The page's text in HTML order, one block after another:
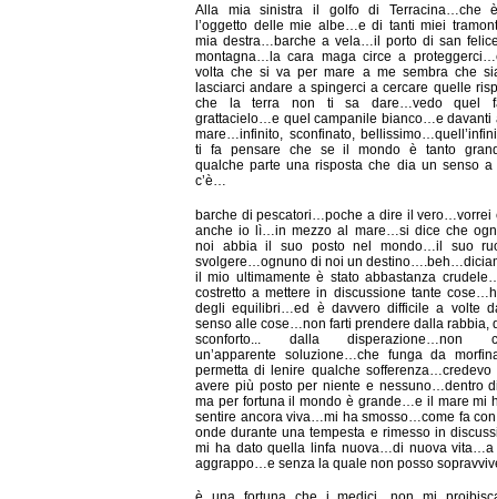
Alla mia sinistra il golfo di Terracina…che
l’oggetto delle mie albe…e di tanti miei
mia destra…barche a vela…il porto di san
montagna…la cara maga circe a
volta che si va per mare a me sembra che
lasciarci andare a spingerci a cercare quelle
che la terra non ti sa dare…vedo quel
grattacielo…e quel campanile bianco…e davanti
mare…infinito, sconfinato,
ti fa pensare che se il mondo è tanto
qualche parte una risposta che dia un senso
c’è…
barche di pescatori…poche a dire il vero…vorrei
anche io lì…in mezzo al mare…si dice che
noi abbia il suo posto nel mondo…il suo
svolgere…ognuno di noi un
il mio ultimamente è stato abbastanza
costretto a mettere in discussione tante
degli equilibri…ed è davvero difficile a volte
senso alle cose…non farti prendere dalla rabbia,
sconforto... dalla disperazione…non
un’apparente soluzione…che funga da
permetta di lenire qualche sofferenza…credevo
avere più posto per niente e nessuno…dentro
ma per fortuna il mondo è grande…e il mare mi
sentire ancora viva…mi ha smosso…come fa
onde durante una tempesta e rimesso in
mi ha dato quella linfa nuova…di nuova vita…a
aggrappo…e senza la quale non posso